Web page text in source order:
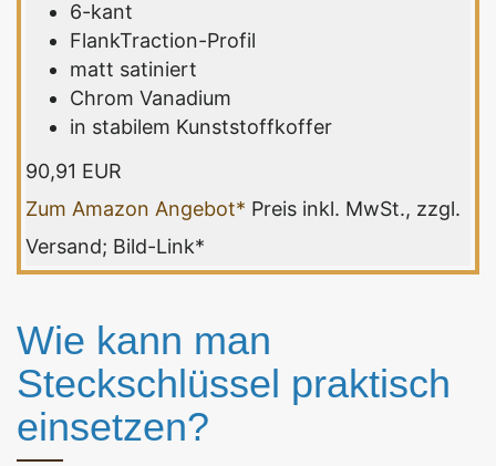
6-kant
FlankTraction-Profil
matt satiniert
Chrom Vanadium
in stabilem Kunststoffkoffer
90,91 EUR
Zum Amazon Angebot* Preis inkl. MwSt., zzgl.
Versand; Bild-Link*
Wie kann man
Steckschlüssel praktisch
einsetzen?